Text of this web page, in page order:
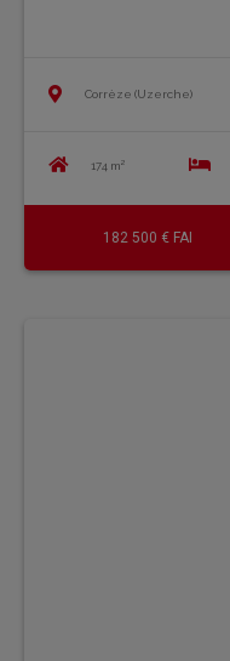
Corrèze (Uzerche)
174 m²
182 500 € FAI